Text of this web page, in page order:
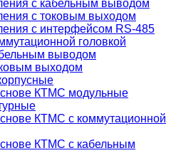
с кабельным выводом
с токовым выходом
с интерфейсом RS-485
головкой
выводом
выходом
КТМС модульные
КТМС с коммутационной
КТМС с кабельным